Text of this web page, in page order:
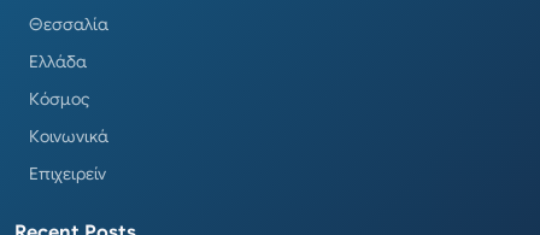
Θεσσαλία
Ελλάδα
Κόσμος
Κοινωνικά
Επιχειρείν